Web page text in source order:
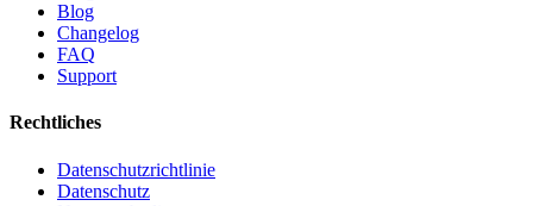
Blog
Changelog
FAQ
Support
Rechtliches
Datenschutzrichtlinie
Datenschutz